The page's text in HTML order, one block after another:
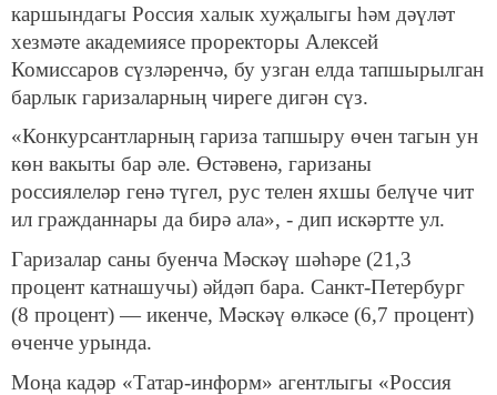
каршындагы Россия халык хуҗалыгы һәм дәүләт
хезмәте академиясе проректоры Алексей
Комиссаров сүзләренчә, бу узган елда тапшырылган
барлык гаризаларның чиреге дигән сүз.
«Конкурсантларның гариза тапшыру өчен тагын ун
көн вакыты бар әле. Өстәвенә, гаризаны
россиялеләр генә түгел, рус телен яхшы белүче чит
ил гражданнары да бирә ала», - дип искәртте ул.
Гаризалар саны буенча Мәскәү шәһәре (21,3
процент катнашучы) әйдәп бара. Санкт-Петербург
(8 процент) — икенче, Мәскәү өлкәсе (6,7 процент)
өченче урында.
Моңа кадәр «Татар-информ» агентлыгы «Россия